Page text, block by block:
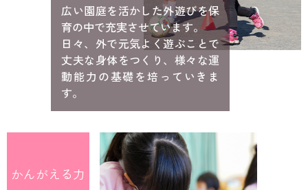
広い園庭を活かした外遊びを保
育の中で充実させています。
日々、外で元気よく遊ぶことで
丈夫な身体をつくり、様々な運
動能力の基礎を培っていきま
す。
かんがえる力